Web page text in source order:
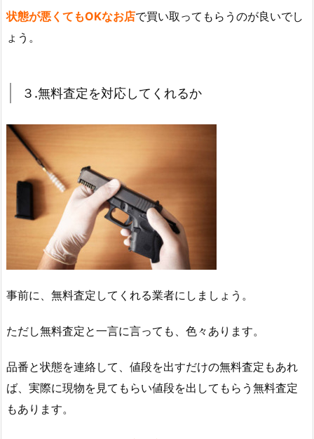
状態が悪くてもOKなお店で買い取ってもらうのが良いでし
ょう。
３.無料査定を対応してくれるか
事前に、無料査定してくれる業者にしましょう。
ただし無料査定と一言に言っても、色々あります。
品番と状態を連絡して、値段を出すだけの無料査定もあれ
ば、実際に現物を見てもらい値段を出してもらう無料査定
もあります。